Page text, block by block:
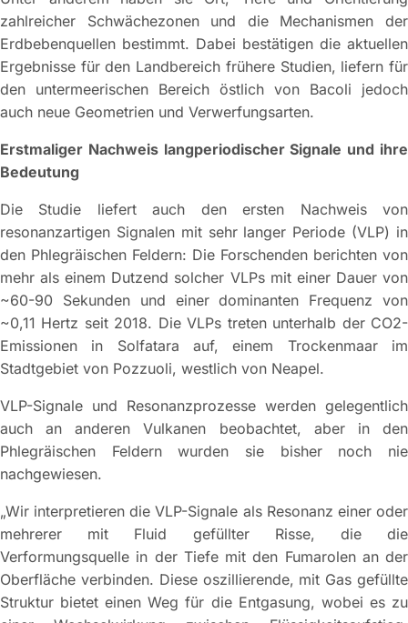
zahlreicher Schwächezonen und die Mechanismen der
Erdbebenquellen bestimmt. Dabei bestätigen die aktuellen
Ergebnisse für den Landbereich frühere Studien, liefern für
den untermeerischen Bereich östlich von Bacoli jedoch
auch neue Geometrien und Verwerfungsarten.
Erstmaliger Nachweis langperiodischer Signale und ihre
Bedeutung
Die Studie liefert auch den ersten Nachweis von
resonanzartigen Signalen mit sehr langer Periode (VLP) in
den Phlegräischen Feldern: Die Forschenden berichten von
mehr als einem Dutzend solcher VLPs mit einer Dauer von
~60-90 Sekunden und einer dominanten Frequenz von
~0,11 Hertz seit 2018. Die VLPs treten unterhalb der CO2-
Emissionen in Solfatara auf, einem Trockenmaar im
Stadtgebiet von Pozzuoli, westlich von Neapel.
VLP-Signale und Resonanzprozesse werden gelegentlich
auch an anderen Vulkanen beobachtet, aber in den
Phlegräischen Feldern wurden sie bisher noch nie
nachgewiesen.
„Wir interpretieren die VLP-Signale als Resonanz einer oder
mehrerer mit Fluid gefüllter Risse, die die
Verformungsquelle in der Tiefe mit den Fumarolen an der
Oberfläche verbinden. Diese oszillierende, mit Gas gefüllte
Struktur bietet einen Weg für die Entgasung, wobei es zu